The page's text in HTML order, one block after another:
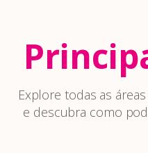
Explore todas as
e descubra como